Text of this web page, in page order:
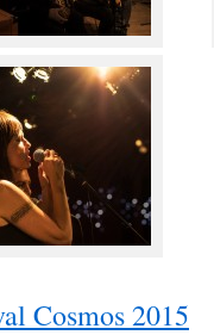
Cosmos 2015